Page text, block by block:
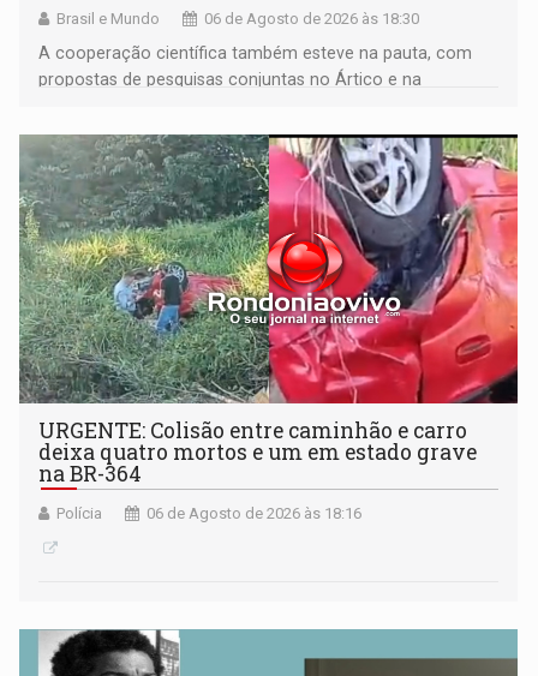
Brasil e Mundo 06 de Agosto de 2026 às 18:30
A cooperação científica também esteve na pauta, com
propostas de pesquisas conjuntas no Ártico e na
URGENTE: Colisão entre caminhão e carro
deixa quatro mortos e um em estado grave
na BR-364
Polícia 06 de Agosto de 2026 às 18:16